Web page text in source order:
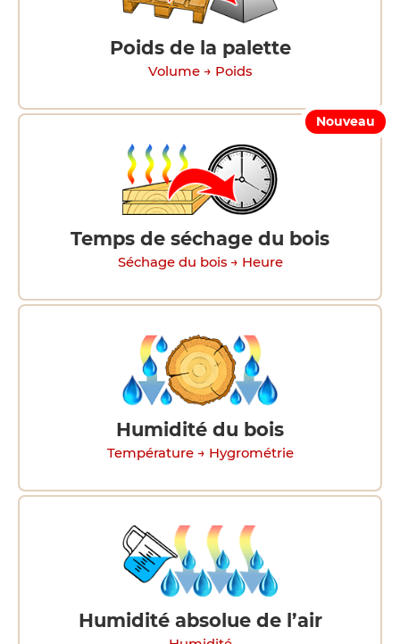
Poids de la palette
Volume → Poids
Nouveau
Temps de séchage du bois
Séchage du bois → Heure
Humidité du bois
Température → Hygrométrie
Humidité absolue de l’air